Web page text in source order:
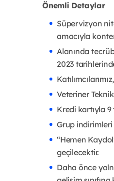
Önemli Detaylar
Süpervizyon
amacıyla
Alanında
2023
Veteriner
Kredi kartıyla
Grup
“Hemen
geçilecektir.
Daha önce